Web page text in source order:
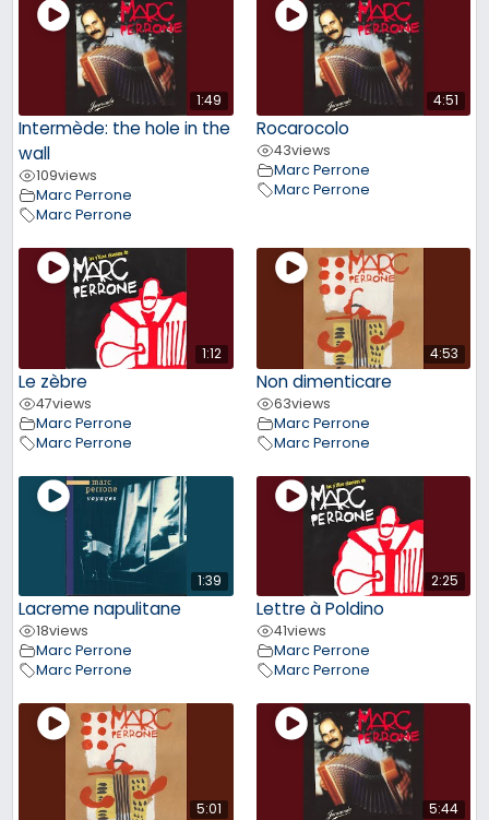
1:49
Intermède: the hole in the
wall
109views
Marc Perrone
Marc Perrone
4:51
Rocarocolo
43views
Marc Perrone
Marc Perrone
1:12
Le zèbre
47views
Marc Perrone
Marc Perrone
4:53
Non dimenticare
63views
Marc Perrone
Marc Perrone
1:39
Lacreme napulitane
18views
Marc Perrone
Marc Perrone
2:25
Lettre à Poldino
41views
Marc Perrone
Marc Perrone
5:01 5:44